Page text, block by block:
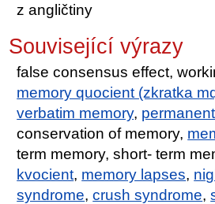
z angličtiny
Související výrazy
false consensus effect,
memory quocient (zkratka
verbatim memory,
conservation of memory,
term memory, short- term
kvocient, memory lapses,
syndrome,crush syndrome,